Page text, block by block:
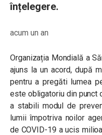
înțelegere.
acum un an
Organizația Mondială a
ajuns la un acord, după
pentru a pregăti lumea
este obligatoriu din punct
a stabili modul de
lumii împotriva noilor
de COVID-19 a ucis